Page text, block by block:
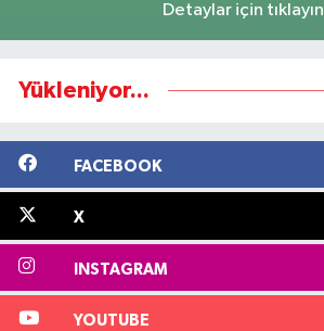
Detaylar için tıklayın
Yükleniyor...
FACEBOOK
X
INSTAGRAM
YOUTUBE